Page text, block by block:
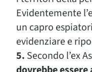
Evidentemente
un capro
evidenziare e
5. Secondo l’ex